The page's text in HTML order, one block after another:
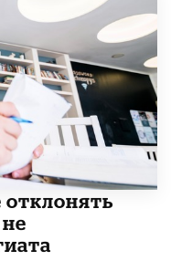
отклонять